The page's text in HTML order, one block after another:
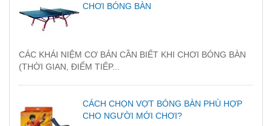
CHƠI BÓNG BÀN
CÁC KHÁI NIỆM CƠ BẢN CẦN BIẾT KHI CHƠI BÓNG BÀN
(THỜI GIAN, ĐIỂM TIẾP...
CÁCH CHỌN VỢT BÓNG BÀN PHÙ HỢP
CHO NGƯỜI MỚI CHƠI?